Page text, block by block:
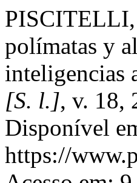
polímatas y
inteligencias
[S. l.], v. 18,
Disponível
https://